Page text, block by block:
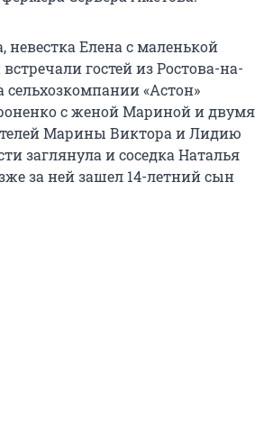
невестка Елена с маленькой
гостей из Ростова-на-
сельхозкомпании «Астон»
с женой Мариной и двумя
Марины Виктора и Лидию
заглянула и соседка Наталья
за ней зашел 14-летний сын